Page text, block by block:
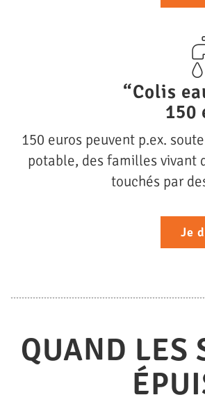
“Colis
150
150 euros peuvent p.ex.
potable, des familles vivant
touchés par
Je
QUAND LES